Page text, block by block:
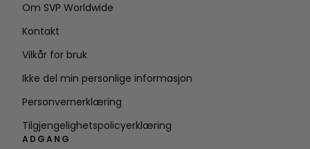
Om SVP Worldwide
Kontakt
Vilkår for bruk
Ikke del min personlige informasjon
Personvernerklæring
Tilgjengelighetspolicyerklæring
ADGANG